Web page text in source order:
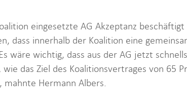
eingesetzte AG Akzeptanz
dass innerhalb der Koalition eine
wäre wichtig, dass aus der AG jetzt
das Ziel des Koalitionsvertrages von 65
Hermann Albers.